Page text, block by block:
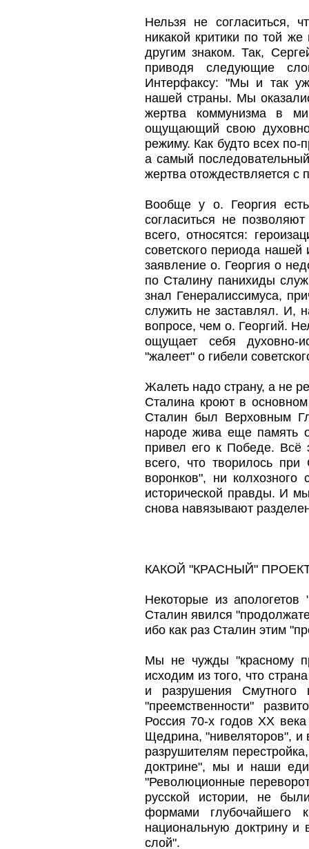
Нельзя не согласиться,
никакой критики по той
другим знаком. Так,
приводя следующие
Интерфаксу: "Мы и так
нашей страны. Мы
жертва коммунизма в
ощущающий свою
режиму. Как будто всех по-
а самый
жертва отождествляется с
Вообще у о. Георгия
согласиться не
всего, относятся:
советского периода
заявление о. Георгия о
по Сталину панихиды
знал Генералиссимуса,
служить не заставлял. И,
вопросе, чем о. Георгий.
ощущает себя духовно-
"жалеет" о гибели
Жалеть надо страну, а не
Сталина кроют в
Сталин был Верховным
народе жива еще память
привел его к Победе. Всё
всего, что творилось
воронков", ни
исторической правды. И
снова навязывают
КАКОЙ "КРАСНЫЙ"
Некоторые из апологетов
Сталин явился
ибо как раз Сталин этим
Мы не чужды "красному
исходим из того, что
и разрушения
"преемственности"
Россия 70-х годов XX
Щедрина, "нивеляторов",
разрушителям
доктрине", мы и наши
"Революционные
русской истории, не
формами глубочайшего
национальную доктрину и
слой".